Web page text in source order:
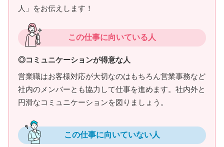
人」をお伝えします！
この仕事に向いている人
◎コミュニケーションが得意な人
営業職はお客様対応が大切なのはもちろん営業事務など
社内のメンバーとも協力して仕事を進めます。社内外と
円滑なコミュニケーションを図りましょう。
この仕事に向いていない人